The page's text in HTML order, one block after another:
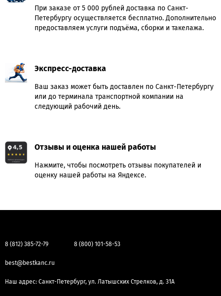
При заказе от 5 000 рублей доставка по Санкт-
Петербургу осуществляется бесплатно. Дополнительно
предоставляем услуги подъёма, сборки и такелажа.
Экспресс-доставка
Ваш заказ может быть доставлен по Санкт-Петербургу
или до терминала транспортной компании на
следующий рабочий день.
Отзывы и оценка нашей работы
Нажмите, чтобы посмотреть отзывы покупателей и
оценку нашей работы на Яндексе.
8 (812) 385-72-79 8 (800) 101-58-53
best@bestkanc.ru
Наш адрес: Санкт-Петербург, ул. Латышских Стрелков, д. 31А